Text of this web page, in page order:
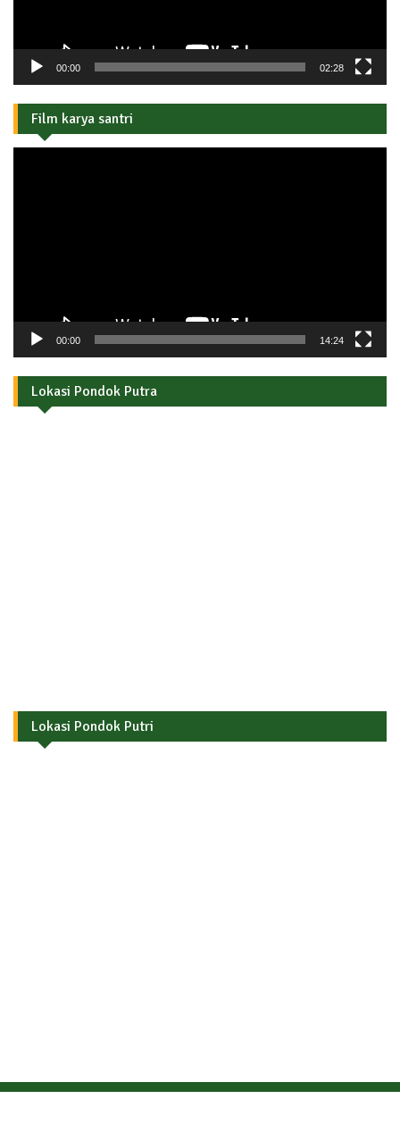
00:00 02:28
Film karya santri
00:00 14:24
Lokasi Pondok Putra
Lokasi Pondok Putri